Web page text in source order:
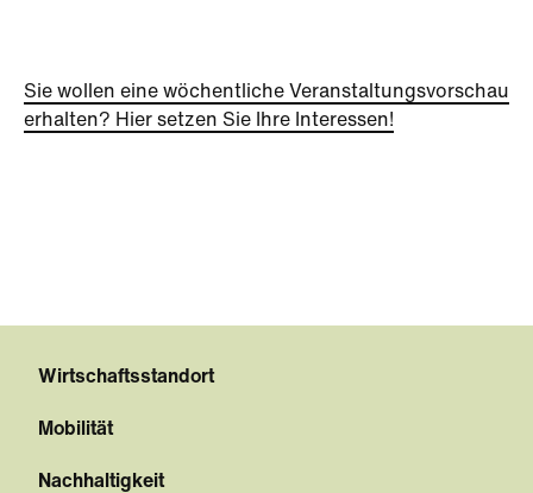
Sie wollen eine wöchentliche Veranstaltungsvorschau
erhalten? Hier setzen Sie Ihre Interessen!
Wirtschaftsstandort
Mobilität
Nachhaltigkeit